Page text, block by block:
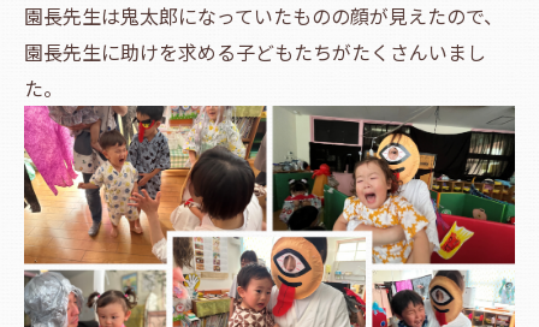
園長先生は鬼太郎になっていたものの顔が見えたので、
園長先生に助けを求める子どもたちがたくさんいまし
た。